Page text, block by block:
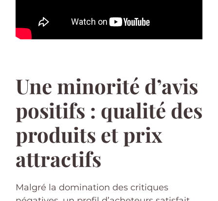
Une minorité d’avis
positifs : qualité des
produits et prix
attractifs
Malgré la domination des critiques